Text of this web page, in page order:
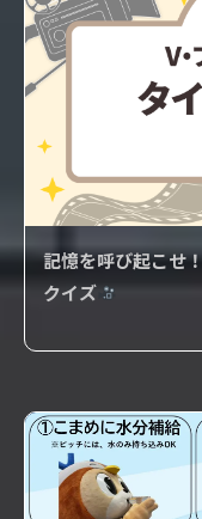
記憶を呼び起こせ
クイズ